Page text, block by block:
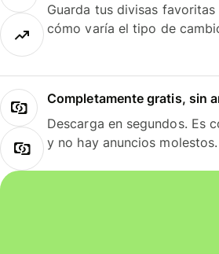
Guarda tus divisas
cómo varía el tipo de
Completamente gratis, sin
Descarga en segundos. Es
y no hay anuncios molestos.